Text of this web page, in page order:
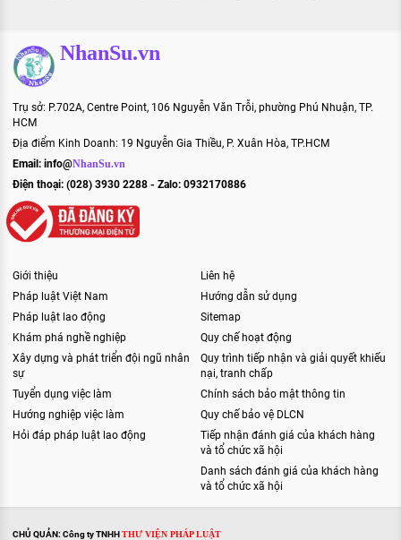
NhanSu.vn
Trụ sở: P.702A, Centre Point, 106 Nguyễn Văn Trỗi, phường Phú Nhuận, TP.
HCM
Địa điểm Kinh Doanh: 19 Nguyễn Gia Thiều, P. Xuân Hòa, TP.HCM
Email: info@NhanSu.vn
Điện thoại: (028) 3930 2288 - Zalo: 0932170886
Giới thiệu
Pháp luật Việt Nam
Pháp luật lao động
Khám phá nghề nghiệp
Xây dựng và phát triển đội ngũ nhân
sự
Tuyển dụng việc làm
Hướng nghiệp việc làm
Hỏi đáp pháp luật lao động
Liên hệ
Hướng dẫn sử dụng
Sitemap
Quy chế hoạt động
Quy trình tiếp nhận và giải quyết khiếu
nại, tranh chấp
Chính sách bảo mật thông tin
Quy chế bảo vệ DLCN
Tiếp nhận đánh giá của khách hàng
và tổ chức xã hội
Danh sách đánh giá của khách hàng
và tổ chức xã hội
CHỦ QUẢN: Công ty TNHHTHƯ VIỆN PHÁP LUẬT